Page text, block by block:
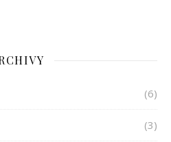
(6)
(3)